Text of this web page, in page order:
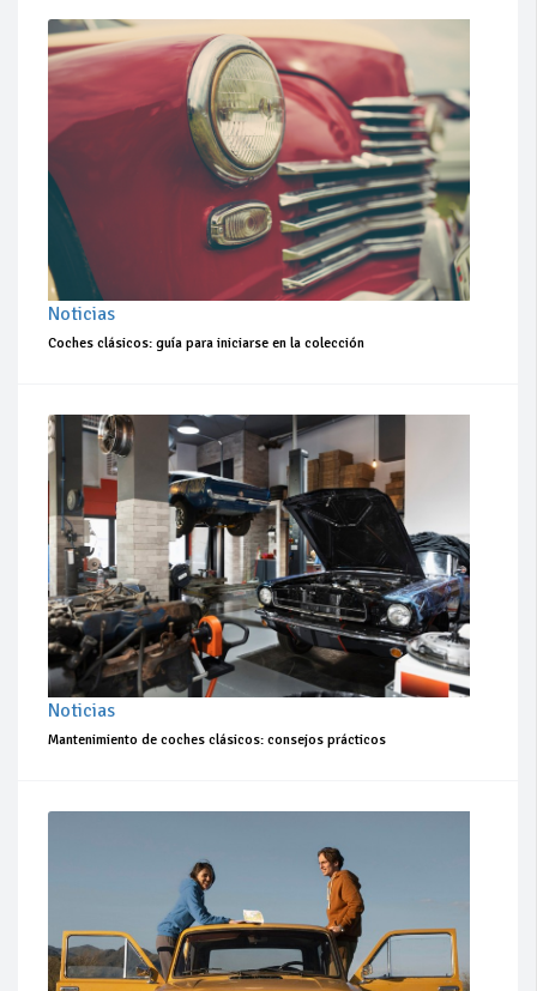
Noticias
Coches clásicos: guía para iniciarse en la colección
Noticias
Mantenimiento de coches clásicos: consejos prácticos